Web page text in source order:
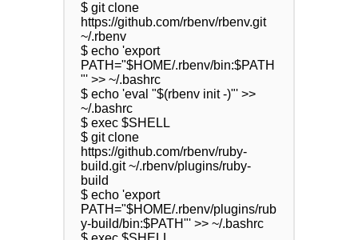
$ git clone
https://github.com/rbenv/rbenv.git
~/.rbenv
$ echo 'export
PATH="$HOME/.rbenv/bin:$PATH
"' >> ~/.bashrc
$ echo 'eval "$(rbenv init -)"' >>
~/.bashrc
$ exec $SHELL
$ git clone
https://github.com/rbenv/ruby-
build.git ~/.rbenv/plugins/ruby-
build
$ echo 'export
PATH="$HOME/.rbenv/plugins/rub
y-build/bin:$PATH"' >> ~/.bashrc